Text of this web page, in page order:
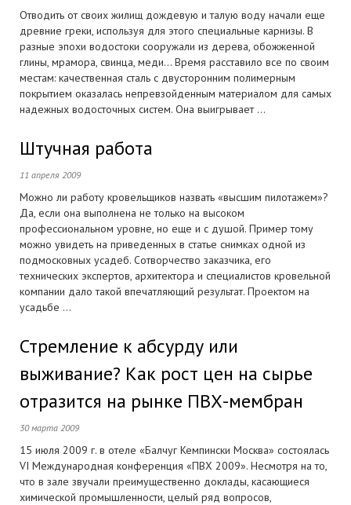
Отводить от своих жилищ дождевую и талую воду начали еще
древние греки, используя для этого специальные карнизы. В
разные эпохи водостоки сооружали из дерева, обожженной
глины, мрамора, свинца, меди… Время расставило все по своим
местам: качественная сталь с двусторонним полимерным
покрытием оказалась непревзойденным материалом для самых
надежных водосточных систем. Она выигрывает ...
Штучная работа
11 апреля 2009
Можно ли работу кровельщиков назвать «высшим пилотажем»?
Да, если она выполнена не только на высоком
профессиональном уровне, но еще и с душой. Пример тому
можно увидеть на приведенных в статье снимках одной из
подмосковных усадеб. Сотворчество заказчика, его
технических экспертов, архитектора и специалистов кровельной
компании дало такой впечатляющий результат. Проектом на
усадьбе ...
Стремление к абсурду или
выживание? Как рост цен на сырье
отразится на рынке ПВХ-мембран
30 марта 2009
15 июля 2009 г. в отеле «Балчуг Кемпински Москва» состоялась
VI Международная конференция «ПВХ 2009». Несмотря на то,
что в зале звучали преимущественно доклады, касающиеся
химической промышленности, целый ряд вопросов,